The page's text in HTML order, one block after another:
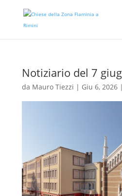
Notiziario del 7
da Mauro Tiezzi | Giu 6, 2026|